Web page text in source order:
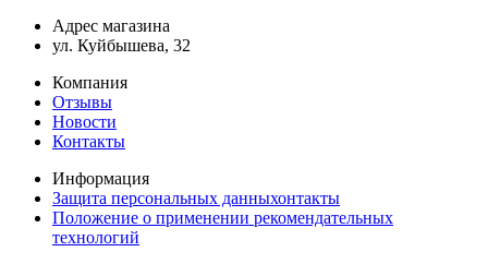
Адрес магазина
ул. Куйбышева, 32
Компания
Отзывы
Новости
Контакты
Информация
Защита персональных данныхонтакты
Положение о применении рекомендательных
технологий